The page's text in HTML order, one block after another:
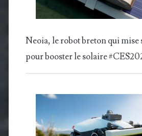
Neoia, le robot breton qui mise
pour booster le solaire